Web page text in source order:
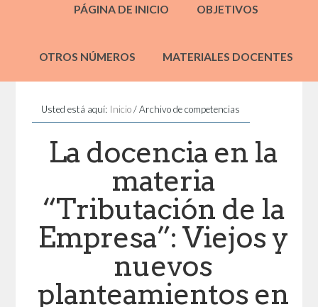
PÁGINA DE INICIO OBJETIVOS
OTROS NÚMEROS MATERIALES DOCENTES
Usted está aquí: Inicio /Archivo de competencias
La docencia en la
materia
“Tributación de la
Empresa”: Viejos y
nuevos
planteamientos en